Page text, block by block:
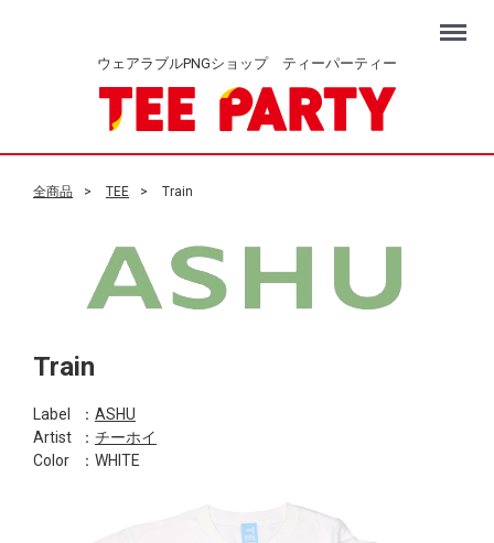
ウェアラブルPNGショップ ティーパーティー
Menu
全商品 TEE Train
Train
Label ： ASHU
Artist
： チーホイ
Color
：WHITE